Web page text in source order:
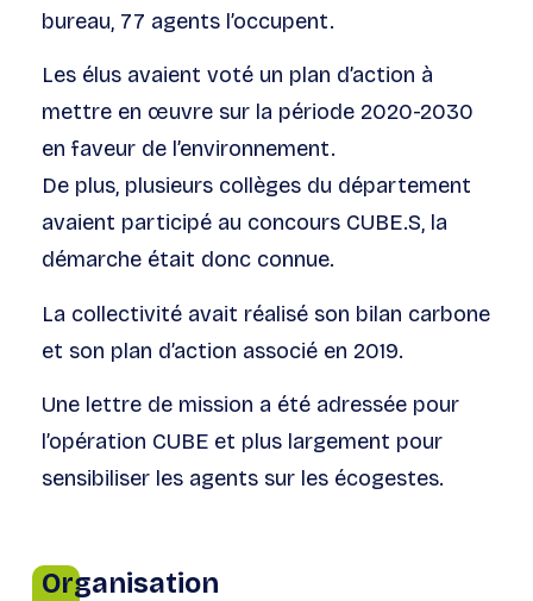
bureau, 77 agents l’occupent.
Les élus avaient voté un plan d’action à
mettre en œuvre sur la période 2020-2030
en faveur de l’environnement.
De plus, plusieurs collèges du département
avaient participé au concours CUBE.S, la
démarche était donc connue.
La collectivité avait réalisé son bilan carbone
et son plan d’action associé en 2019.
Une lettre de mission a été adressée pour
l’opération CUBE et plus largement pour
sensibiliser les agents sur les écogestes.
Organisation